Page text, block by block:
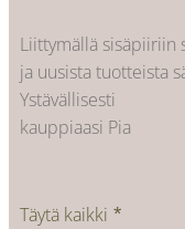
Liittymällä sisäpiiriin
ja uusista tuotteista
Ystävällisesti
kauppiaasi Pia
Täytä kaikki